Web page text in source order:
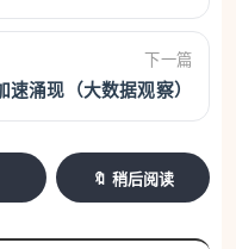
下一篇
速涌现（大数据观察）
🔖 稍后阅读